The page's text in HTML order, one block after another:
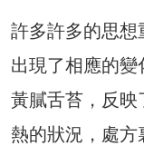
許多許多的思
出現了相應的
黃膩舌苔，反映
熱的狀況，處